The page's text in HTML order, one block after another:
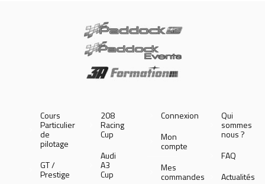
Cours
Particulier
de
pilotage
GT /
Prestige
208
Racing
Cup
Audi
A3
Cup
Connexion
Mon
compte
Mes
commandes
Qui
sommes
nous ?
FAQ
Actualités